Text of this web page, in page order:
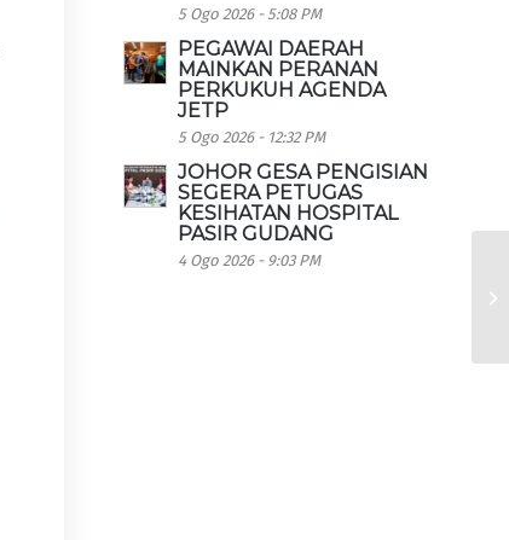
5 Ogo 2026 - 5:08 PM
PEGAWAI DAERAH
MAINKAN PERANAN
PERKUKUH AGENDA
JETP
5 Ogo 2026 - 12:32 PM
JOHOR GESA PENGISIAN
SEGERA PETUGAS
KESIHATAN HOSPITAL
PASIR GUDANG
4 Ogo 2026 - 9:03 PM